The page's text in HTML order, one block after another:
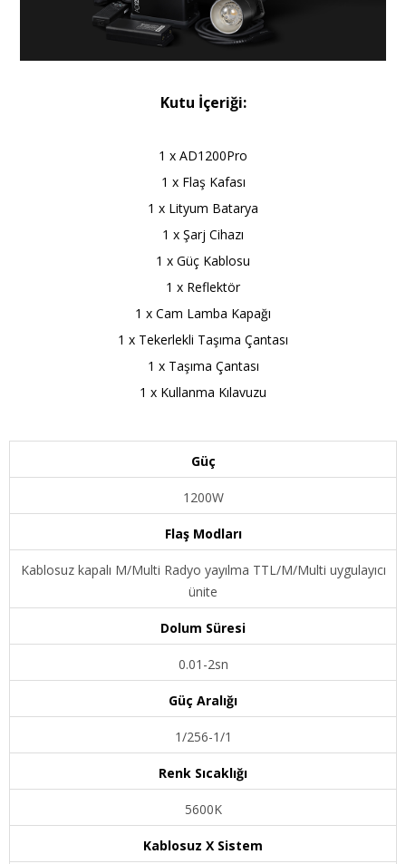
Kutu İçeriği:
1 x AD1200Pro
1 x Flaş Kafası
1 x Lityum Batarya
1 x Şarj Cihazı
1 x Güç Kablosu
1 x Reflektör
1 x Cam Lamba Kapağı
1 x Tekerlekli Taşıma Çantası
1 x Taşıma Çantası
1 x Kullanma Kılavuzu
Güç
1200W
Flaş Modları
Kablosuz kapalı M/Multi Radyo yayılma TTL/M/Multi uygulayıcı
ünite
Dolum Süresi
0.01-2sn
Güç Aralığı
1/256-1/1
Renk Sıcaklığı
5600K
Kablosuz X Sistem